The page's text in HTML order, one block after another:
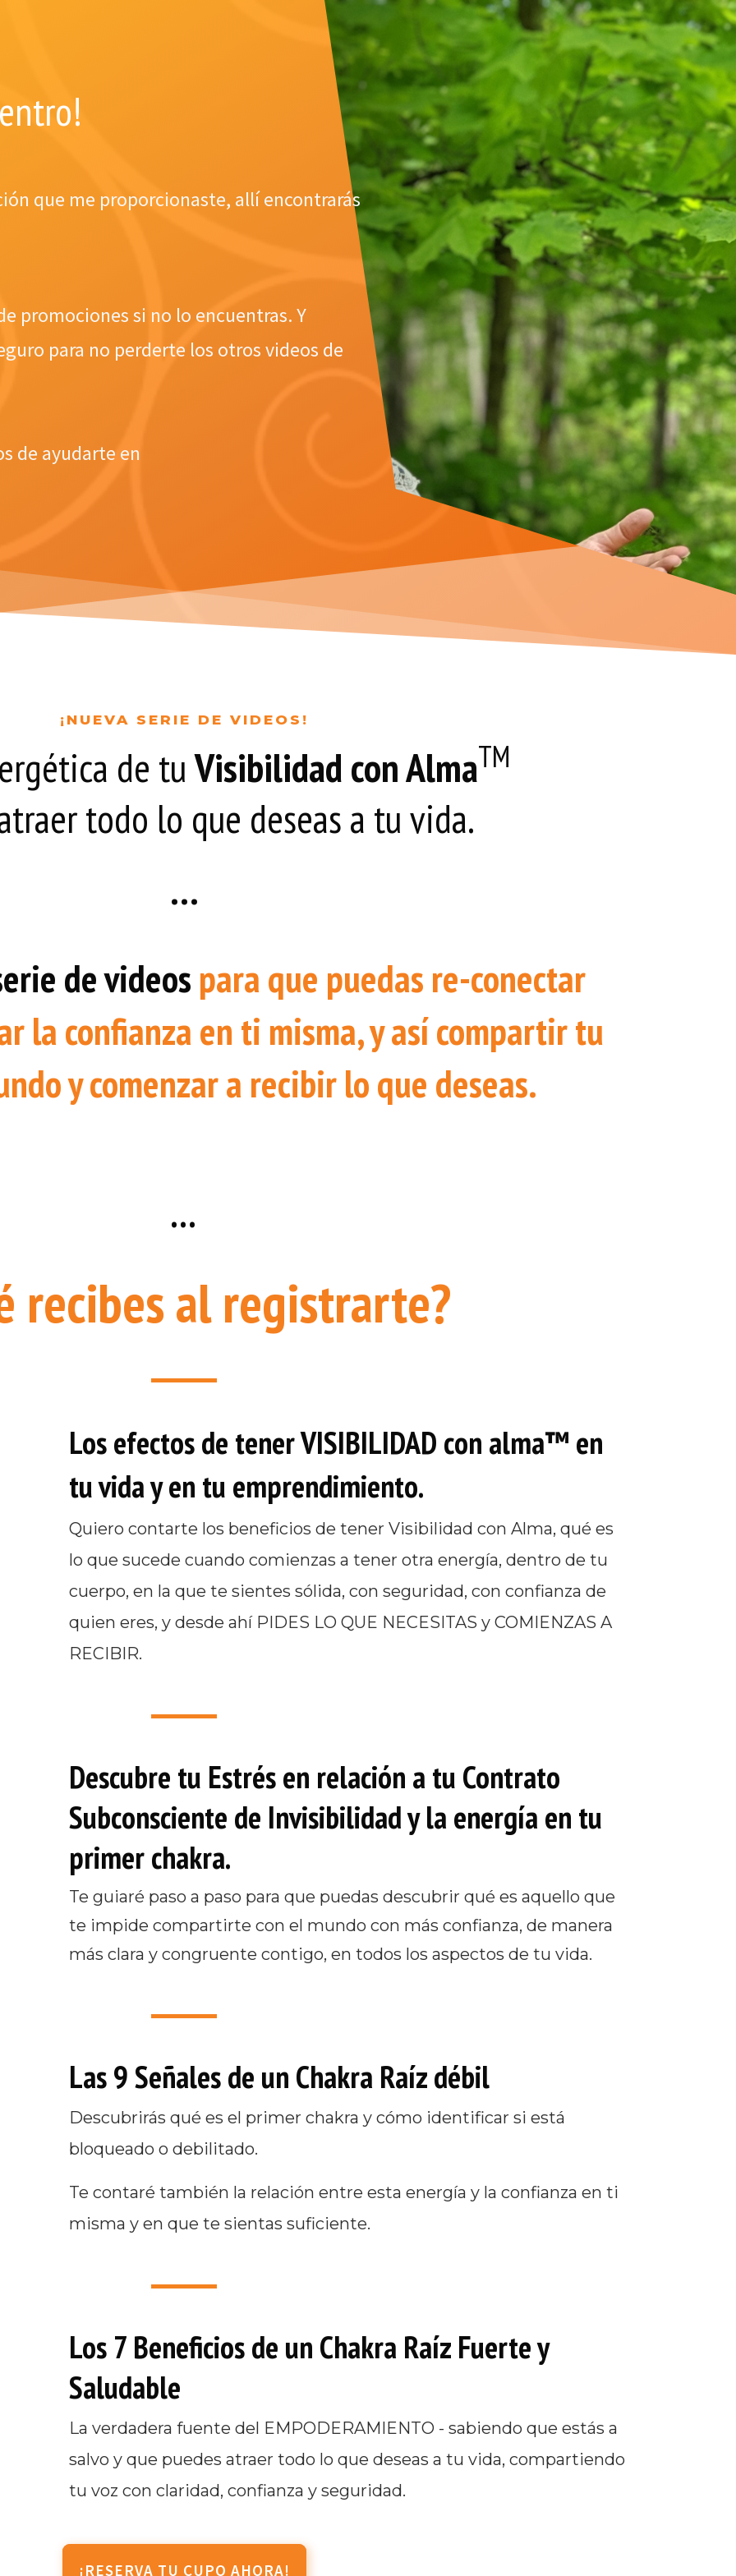
que me proporcionaste, allí encontrarás
promociones si no lo encuentras. Y
para no perderte los otros videos de
de ayudarte en
¡NUEVA SERIE DE VIDEOS!
de tuVisibilidad con AlmaTM
todo lo que deseas a tu vida.
...
de videos para que puedas re-conectar
la confianza en ti misma, y así compartir tu
y comenzar a recibir lo que deseas.
…
recibes al registrarte?
Los efectos de tener VISIBILIDAD con alma™ en
tu vida y en tu emprendimiento.
Quiero contarte los beneficios de tener Visibilidad con Alma, qué es
lo que sucede cuando comienzas a tener otra energía, dentro de tu
cuerpo, en la que te sientes sólida, con seguridad, con confianza de
quien eres, y desde ahí PIDES LO QUE NECESITAS y COMIENZAS A
RECIBIR.
Descubre tu Estrés en relación a tu Contrato
Subconsciente de Invisibilidad y la energía en tu
primer chakra.
Te guiaré paso a paso para que puedas descubrir qué es aquello que
te impide compartirte con el mundo con más confianza, de manera
más clara y congruente contigo, en todos los aspectos de tu vida.
Las 9 Señales de un Chakra Raíz débil
Descubrirás qué es el primer chakra y cómo identificar si está
bloqueado o debilitado.
Te contaré también la relación entre esta energía y la confianza en ti
misma y en que te sientas suficiente.
Los 7 Beneficios de un Chakra Raíz Fuerte y
Saludable
La verdadera fuente del EMPODERAMIENTO - sabiendo que estás a
salvo y que puedes atraer todo lo que deseas a tu vida, compartiendo
tu voz con claridad, confianza y seguridad.
¡RESERVA TU CUPO AHORA!